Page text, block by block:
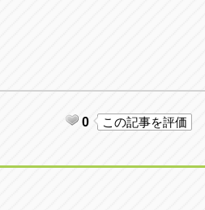
0 この記事を評価